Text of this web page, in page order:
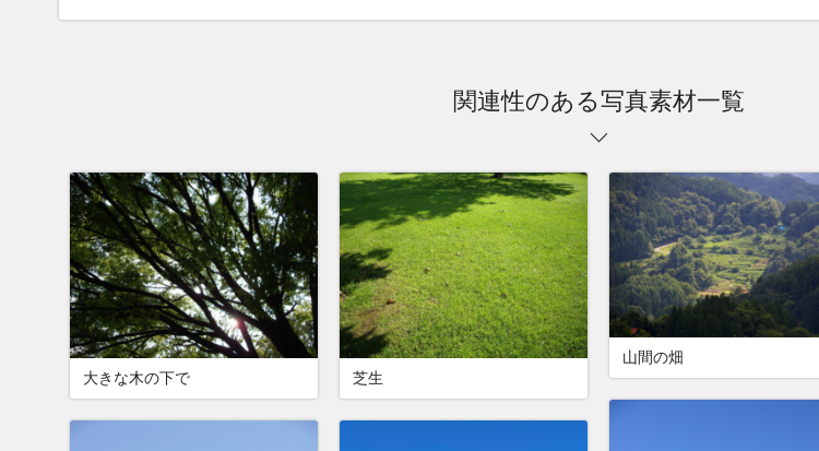
関連性のある写真素材一覧
大きな木の下で 芝生
山間の畑